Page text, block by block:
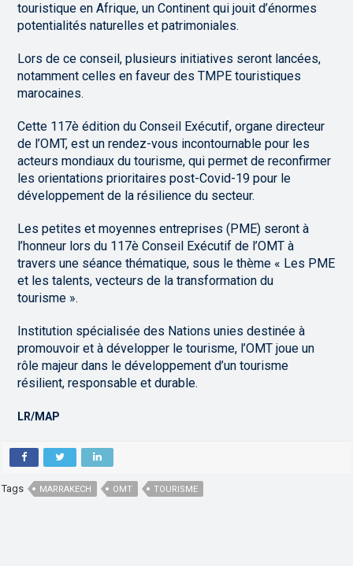
touristique en Afrique, un Continent qui jouit d’énormes
potentialités naturelles et patrimoniales.
Lors de ce conseil, plusieurs initiatives seront lancées,
notamment celles en faveur des TMPE touristiques
marocaines.
Cette 117è édition du Conseil Exécutif, organe directeur
de l’OMT, est un rendez-vous incontournable pour les
acteurs mondiaux du tourisme, qui permet de reconfirmer
les orientations prioritaires post-Covid-19 pour le
développement de la résilience du secteur.
Les petites et moyennes entreprises (PME) seront à
l’honneur lors du 117è Conseil Exécutif de l’OMT à
travers une séance thématique, sous le thème « Les PME
et les talents, vecteurs de la transformation du
tourisme ».
Institution spécialisée des Nations unies destinée à
promouvoir et à développer le tourisme, l’OMT joue un
rôle majeur dans le développement d’un tourisme
résilient, responsable et durable.
LR/MAP
Tags MARRAKECH OMT TOURISME